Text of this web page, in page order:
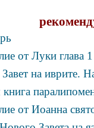
от Луки глава
на иврите.
книга
от Иоанна